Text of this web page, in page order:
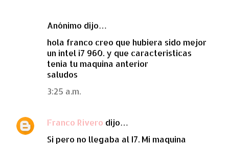
Anónimo dijo…
hola franco creo que hubiera sido mejor
un intel i7 960. y que caracteristicas
tenia tu maquina anterior
saludos
3:25 a.m.
Franco Rivero dijo…
Si pero no llegaba al I7. Mi maquina